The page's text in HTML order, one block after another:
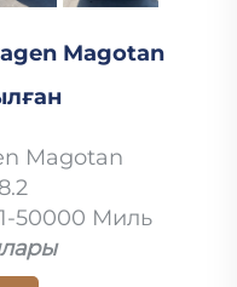
Magotan
Magotan
50000 Миль